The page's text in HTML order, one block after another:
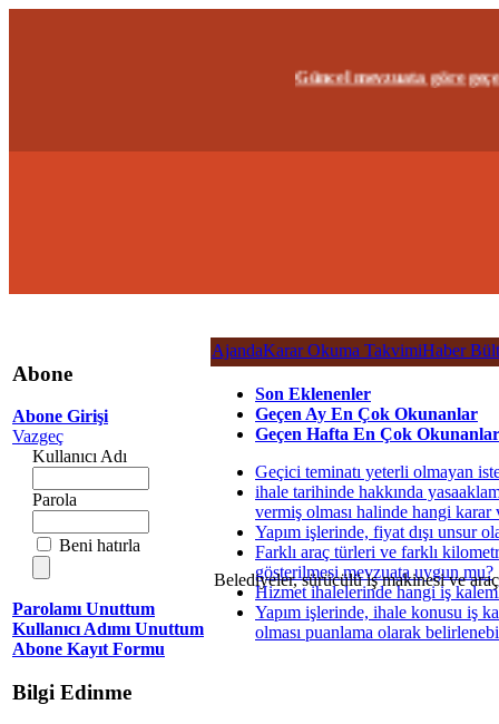
Güncel mevzuata göre
Abone
Abone Girişi
Vazgeç
Kullanıcı Adı
Parola
Beni hatırla
Parolamı Unuttum
Kullanıcı Adımı Unuttum
Abone Kayıt Formu
Bilgi Edinme
AjandaKarar Okuma TakvimiHaber
Son Eklenenler
Geçen Ay En Çok Okunanlar
Geçen Hafta En Çok Okunanlar
Geçici teminatı yeterli olmayan
ihale tarihinde hakkında
vermiş olması halinde hangi karar
Yapım işlerinde, fiyat dışı unsur
Farklı araç türleri ve farklı
gösterilmesi mevzuata uygun mu?
Hizmet ihalelerinde hangi iş
Yapım işlerinde, ihale konusu iş
olması puanlama olarak
Belediyeler, sürücülü iş makinesi ve